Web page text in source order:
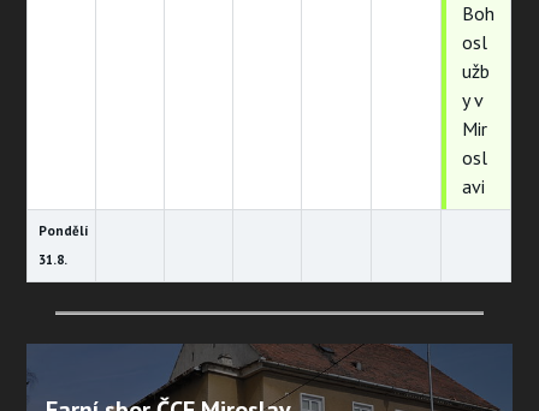
Boh
osl
užb
y v
Mir
osl
avi
Pondělí
31.8.